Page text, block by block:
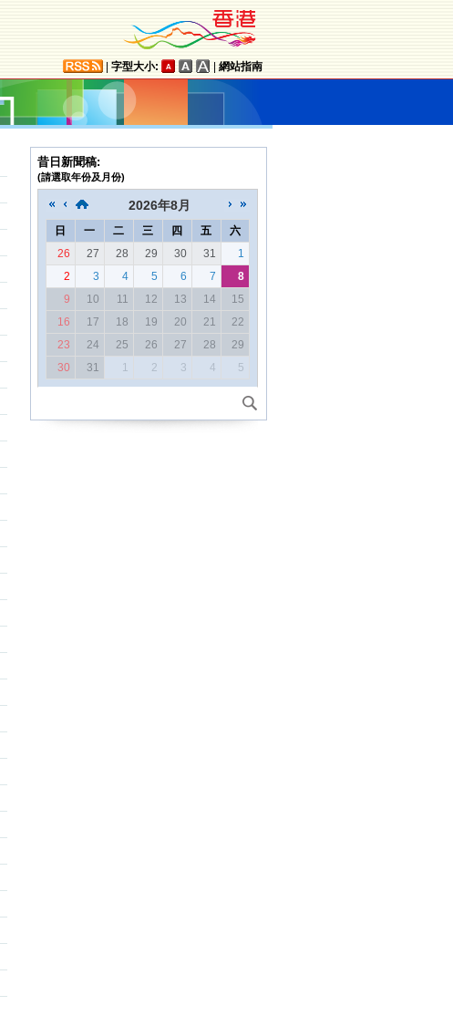
字型大小: 網站指南
昔日新聞稿:
(請選取年份及月份)
2026年8月
日 一 二 三 四 五
六
26
27 28 29 30 31
1
2
3 4 5 6 7
8
9
10 11 12 13 14
15
16
17 18 19 20 21
22
23
24 25 26 27 28
29
30
31 1 2 3 4 5